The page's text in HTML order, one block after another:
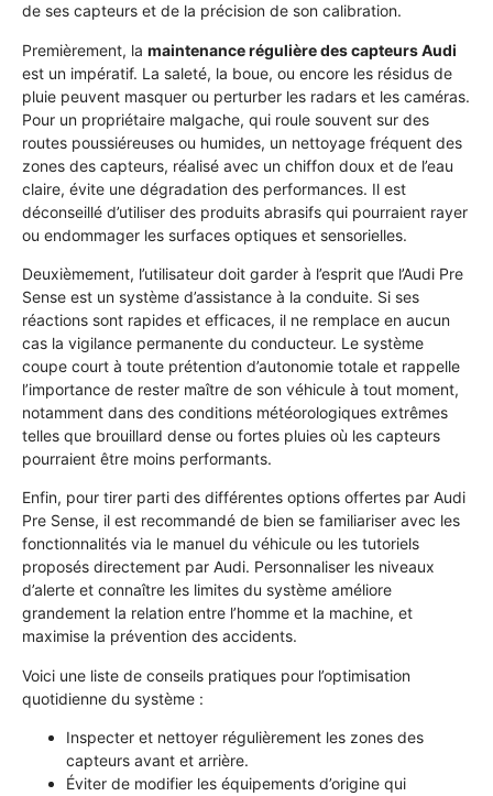
de ses capteurs et de la précision de son calibration.
Premièrement, la maintenance régulière des capteurs Audi
est un impératif. La saleté, la boue, ou encore les résidus de
pluie peuvent masquer ou perturber les radars et les caméras.
Pour un propriétaire malgache, qui roule souvent sur des
routes poussiéreuses ou humides, un nettoyage fréquent des
zones des capteurs, réalisé avec un chiffon doux et de l’eau
claire, évite une dégradation des performances. Il est
déconseillé d’utiliser des produits abrasifs qui pourraient rayer
ou endommager les surfaces optiques et sensorielles.
Deuxièmement, l’utilisateur doit garder à l’esprit que l’Audi Pre
Sense est un système d’assistance à la conduite. Si ses
réactions sont rapides et efficaces, il ne remplace en aucun
cas la vigilance permanente du conducteur. Le système
coupe court à toute prétention d’autonomie totale et rappelle
l’importance de rester maître de son véhicule à tout moment,
notamment dans des conditions météorologiques extrêmes
telles que brouillard dense ou fortes pluies où les capteurs
pourraient être moins performants.
Enfin, pour tirer parti des différentes options offertes par Audi
Pre Sense, il est recommandé de bien se familiariser avec les
fonctionnalités via le manuel du véhicule ou les tutoriels
proposés directement par Audi. Personnaliser les niveaux
d’alerte et connaître les limites du système améliore
grandement la relation entre l’homme et la machine, et
maximise la prévention des accidents.
Voici une liste de conseils pratiques pour l’optimisation
quotidienne du système :
Inspecter et nettoyer régulièrement les zones des
capteurs avant et arrière.
Éviter de modifier les équipements d’origine qui